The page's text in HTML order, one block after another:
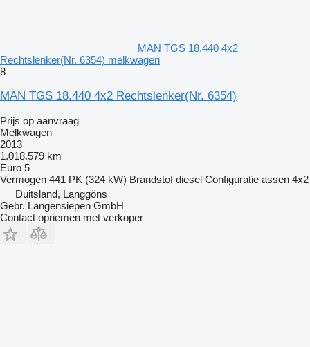
MAN TGS 18.440 4x2
Rechtslenker(Nr. 6354) melkwagen
8
MAN TGS 18.440 4x2 Rechtslenker(Nr. 6354)
Prijs op aanvraag
Melkwagen
2013
1.018.579 km
Euro 5
Vermogen 441 PK (324 kW) Brandstof diesel Configuratie assen 4x2
Duitsland, Langgöns
Gebr. Langensiepen GmbH
Contact opnemen met verkoper